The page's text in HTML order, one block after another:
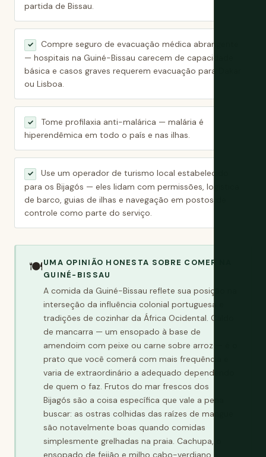
partida de Bissau.
✓
Compre seguro de evacuação médica abrangente
— hospitais na Guiné-Bissau carecem de capacidade
básica e casos graves requerem evacuação para Dakar
ou Lisboa.
✓
Tome profilaxia anti-malárica — malária é
hiperendêmica em todo o país e nas ilhas.
✓
Use um operador de turismo local estabelecido
para os Bijagós — eles lidam com permissões, logística
de barco, guias de ilhas e navegação em postos de
controle como parte do serviço.
🍽️UMA OPINIÃO HONESTA SOBRE COMER NA
GUINÉ-BISSAU
A comida da Guiné-Bissau reflete sua posição na
interseção da influência colonial portuguesa e
tradições de cozinhar da África Ocidental. Caldo
de mancarra — um ensopado à base de
amendoim com peixe ou carne sobre arroz — é o
prato que você comerá com mais frequência e
varia de extraordinário a adequado dependendo
de quem o faz. Frutos do mar frescos dos
Bijagós são a coisa específica que vale a pena
buscar: as ostras colhidas das raízes de mangue
são notavelmente boas quando comidas
simplesmente grelhadas na praia. Cachupa, o
ensopado de feijão e milho cabo-verdiano,